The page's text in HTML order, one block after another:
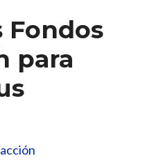
Fondos
para